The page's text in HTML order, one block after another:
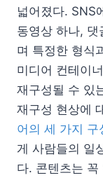
넓어졌다. SNS
동영상 하나, 댓
며 특정한 형식
미디어 컨테이
재구성될 수 있
재구성 현상에
어의 세 가지 구
게 사람들의 일
다. 콘텐츠는